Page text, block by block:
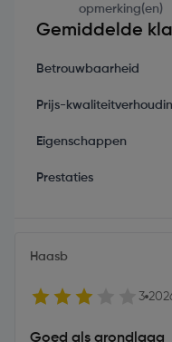
opmerking(en)
Gemiddelde
Betrouwbaarheid
Prijs-
Eigenschappen
Prestaties
Haasb
3
Goed als grondlaag